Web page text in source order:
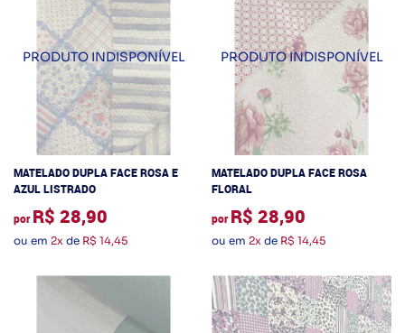
MATELADO DUPLA FACE ROSA E
AZUL LISTRADO
por R$ 28,90
ou em 2x de R$ 14,45
MATELADO DUPLA FACE ROSA
FLORAL
por R$ 28,90
ou em 2x de R$ 14,45